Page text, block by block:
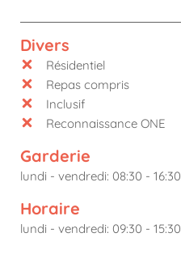
Divers
Résidentiel
Repas compris
Inclusif
Reconnaissance ONE
Garderie
lundi - vendredi: 08:30 - 16:30
Horaire
lundi - vendredi: 09:30 - 15:30